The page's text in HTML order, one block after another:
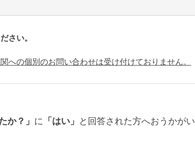
さい。
への個別のお問い合わせは受け付けておりません。
か？」 に 「はい」 と回答された方へおうかがい